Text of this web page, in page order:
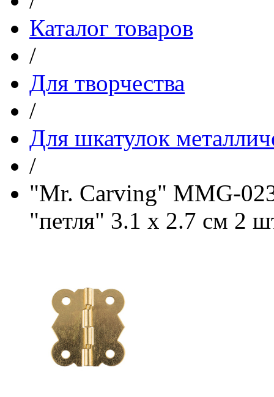
Каталог товаров
/
Для творчества
/
Для шкатулок
/
"Mr. Carving" MMG-
"петля" 3.1 x 2.7 см 2